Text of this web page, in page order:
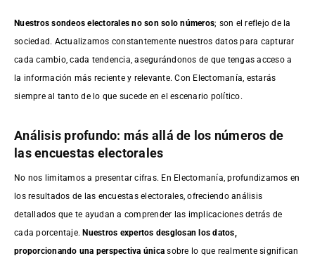
Nuestros sondeos electorales no son solo números; son el reflejo de la
sociedad. Actualizamos constantemente nuestros datos para capturar
cada cambio, cada tendencia, asegurándonos de que tengas acceso a
la información más reciente y relevante. Con Electomanía, estarás
siempre al tanto de lo que sucede en el escenario político.
Análisis profundo: más allá de los números de
las encuestas electorales
No nos limitamos a presentar cifras. En Electomanía, profundizamos en
los resultados de las encuestas electorales, ofreciendo análisis
detallados que te ayudan a comprender las implicaciones detrás de
cada porcentaje.Nuestros expertos desglosan los datos,
proporcionando una perspectiva única sobre lo que realmente significan